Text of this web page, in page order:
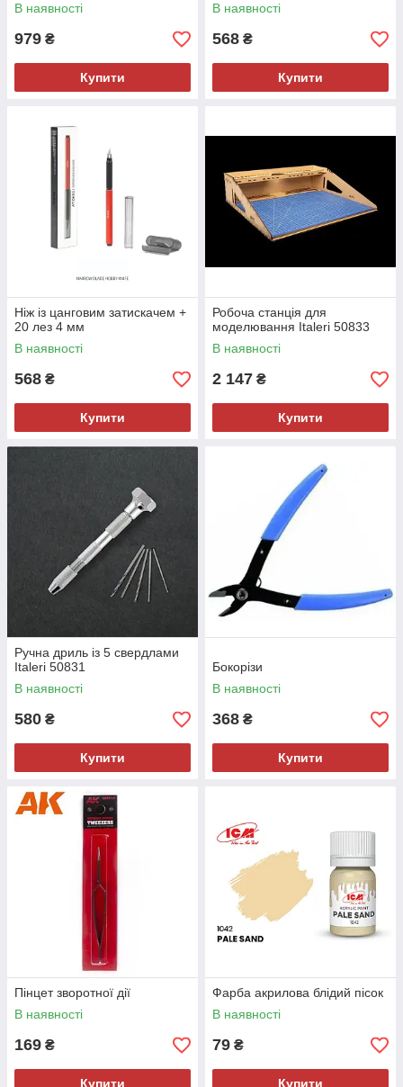
В наявності
979 ₴
Купити
В наявності
568 ₴
Купити
Ніж із цанговим затискачем +
20 лез 4 мм
В наявності
568 ₴
Купити
Робоча станція для
моделювання Italeri 50833
В наявності
2 147 ₴
Купити
Ручна дриль із 5 свердлами
Italeri 50831
В наявності
580 ₴
Купити
Бокорізи
В наявності
368 ₴
Купити
Пінцет зворотної дії
В наявності
169 ₴
Купити
Фарба акрилова блідий пісок
В наявності
79 ₴
Купити